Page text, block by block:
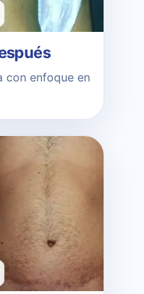
con enfoque en